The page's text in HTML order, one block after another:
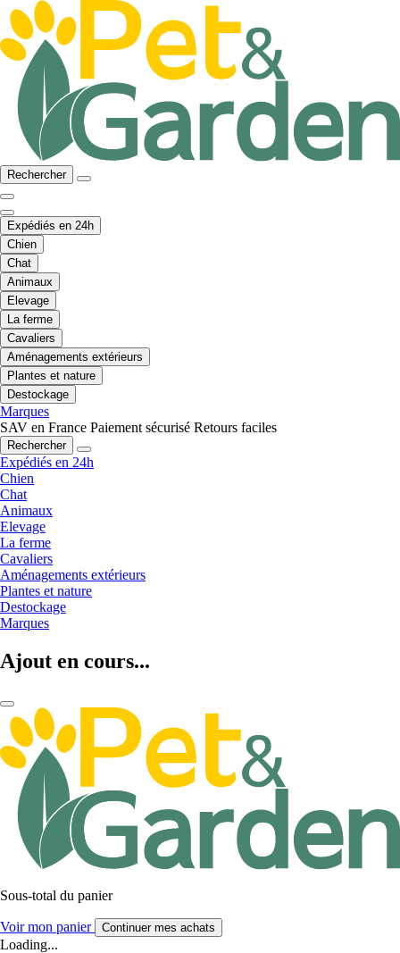
Rechercher
Expédiés en 24h
Chien
Chat
Animaux
Elevage
La ferme
Cavaliers
Aménagements extérieurs
Plantes et nature
Destockage
Marques
SAV en France Paiement sécurisé Retours faciles
Rechercher
Expédiés en 24h
Chien
Chat
Animaux
Elevage
La ferme
Cavaliers
Aménagements extérieurs
Plantes et nature
Destockage
Marques
Ajout en cours...
Sous-total du panier
Voir mon panier Continuer mes achats
Loading...